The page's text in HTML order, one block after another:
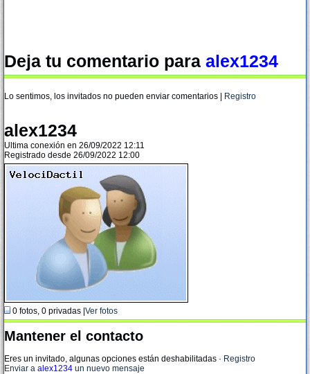
Deja tu comentario para alex1234
Lo sentimos, los invitados no pueden enviar comentarios | Registro
alex1234
Ultima conexión en 26/09/2022 12:11
Registrado desde 26/09/2022 12:00
0 fotos, 0 privadas | Ver fotos
Mantener el contacto
Eres un invitado, algunas opciones están deshabilitadas · Registro
Enviar a alex1234 un nuevo mensaje